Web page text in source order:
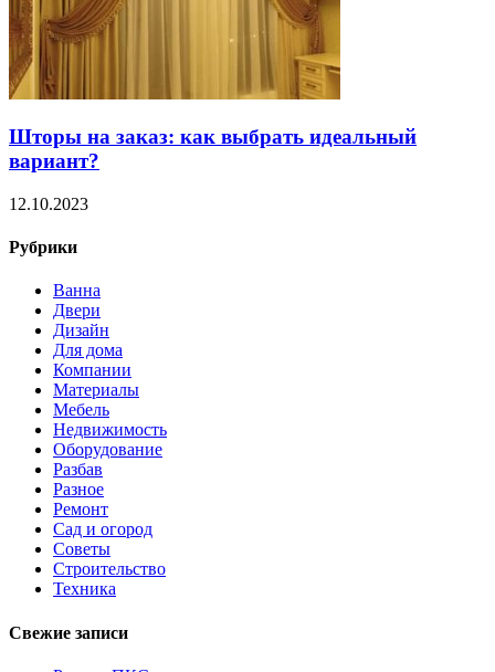
Шторы на заказ: как выбрать идеальный
вариант?
12.10.2023
Рубрики
Ванна
Двери
Дизайн
Для дома
Компании
Материалы
Мебель
Недвижимость
Оборудование
Разбав
Разное
Ремонт
Сад и огород
Советы
Строительство
Техника
Свежие записи